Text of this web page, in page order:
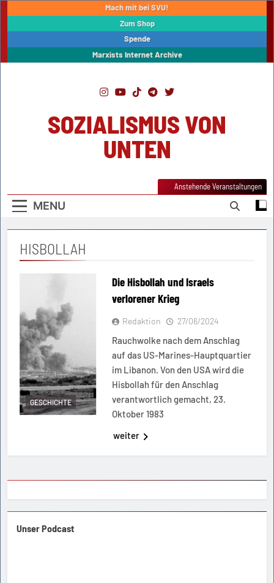
Mach mit bei SVU!
Zum Shop
Spende
Marxists Internet Archive
SOZIALISMUS VON
UNTEN
MENU
Anstehende Veranstaltungen
HISBOLLAH
GESCHICHTE
Die Hisbollah und Israels
verlorener Krieg
Redaktion 27/06/2024
Rauchwolke nach dem Anschlag
auf das US-Marines-Hauptquartier
im Libanon. Von den USA wird die
Hisbollah für den Anschlag
verantwortlich gemacht, 23.
Oktober 1983
weiter
Unser Podcast